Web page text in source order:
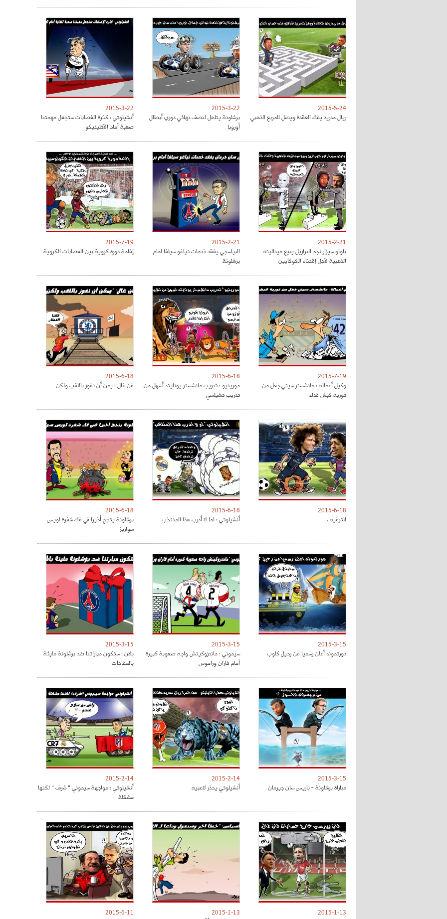
2015-5-24
ريال مدريد يفك العقدة ويصل للمربع الذهبي
2015-3-22
برشلونة يتاهل لنصف نهائي دوري أبطال
أوروبا
2015-3-22
أنشيلوتي : كثرة الغصابات ستجعل مهمتنا
صعبة أمام الأتليتيكو
2015-2-21
باولو سيزار نجم البرازيل يبيع ميداليته
الذهبية لأجل إقتناء الكوكايين
2015-2-21
البياسجي يفقد خدمات تياغو سيلفا امام
برشلونة
2015-7-19
إقامة دورة كروية بين العصابات الكروية
2015-7-19
وكيل أعماله : مانشستر سيتي جعل من
توريه كبش فداء
2015-6-18
مورينيو : تدريب مانشستر يونايتد أسهل من
تدريب تشيلسي
2015-6-18
فن غال : يمن أن نفوز باللقب ولكن
2015-6-18
للترفيه ..
2015-6-18
أنشيلوتي : لما لا أدرب هذا المنتخب
2015-6-18
برشلونة يتجح أخيرا في فك شفرة لويس
سواريز
2015-3-15
دورتموند أعلن رسميا عن رحيل كلوب
2015-3-15
سيموني : ماندزوكيتش واجه صعوبة كبيرة
أمام فاران وراموس
2015-3-15
بلان : ستكون مباراتنا ضد برشلونة مليئة
بالمفاجآت
2015-3-15
مباراة برشلونة - باريس سان جيرمان
2015-2-14
أنشيلوتي يحذر لاعبيه
2015-2-14
أنشيلوتي : مواجهة سيموني " شرف " لكنها
مشكلة
2015-1-13
2015-1-13
2015-6-11